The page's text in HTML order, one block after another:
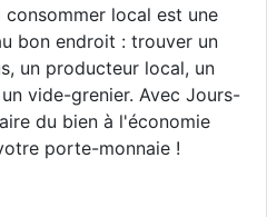
local est une
bon endroit : trouver un
un producteur local, un
vide-grenier. Avec Jours-
du bien à l'économie
porte-monnaie !